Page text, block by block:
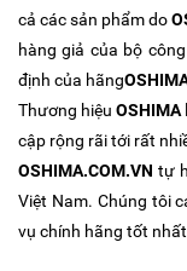
cả các sản phẩm do
hàng giả của bộ
định của hãng
Thương hiệu OSHIMA
cập rộng rãi tới rất
OSHIMA.COM.VN tự
Việt Nam. Chúng tôi
vụ chính hãng tốt